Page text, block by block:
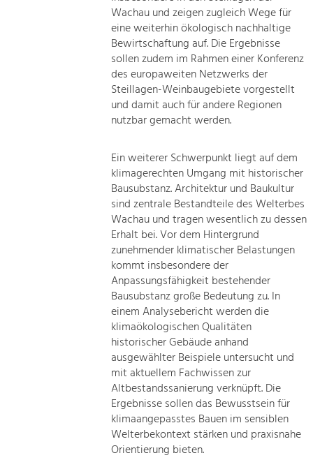
Wachau und zeigen zugleich Wege für
eine weiterhin ökologisch nachhaltige
Bewirtschaftung auf. Die Ergebnisse
sollen zudem im Rahmen einer Konferenz
des europaweiten Netzwerks der
Steillagen-Weinbaugebiete vorgestellt
und damit auch für andere Regionen
nutzbar gemacht werden.
Ein weiterer Schwerpunkt liegt auf dem
klimagerechten Umgang mit historischer
Bausubstanz. Architektur und Baukultur
sind zentrale Bestandteile des Welterbes
Wachau und tragen wesentlich zu dessen
Erhalt bei. Vor dem Hintergrund
zunehmender klimatischer Belastungen
kommt insbesondere der
Anpassungsfähigkeit bestehender
Bausubstanz große Bedeutung zu. In
einem Analysebericht werden die
klimaökologischen Qualitäten
historischer Gebäude anhand
ausgewählter Beispiele untersucht und
mit aktuellem Fachwissen zur
Altbestandssanierung verknüpft. Die
Ergebnisse sollen das Bewusstsein für
klimaangepasstes Bauen im sensiblen
Welterbekontext stärken und praxisnahe
Orientierung bieten.